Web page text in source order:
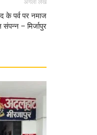
अगला लेख
के पर्व पर नमाज
– मिर्जापुर